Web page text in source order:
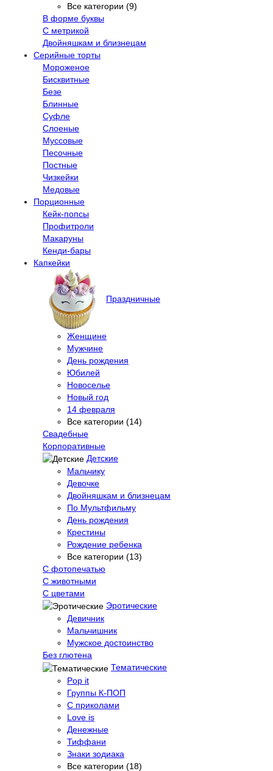
Все категории (9)
В форме буквы
С метрикой
Двойняшкам и близнецам
Серийные торты
Мороженое
Бисквитные
Безе
Блинные
Суфле
Слоеные
Муссовые
Песочные
Постные
Чизкейки
Медовые
Порционные
Кейк-попсы
Профитроли
Макаруны
Кенди-бары
Капкейки
Праздничные
Женщине
Мужчине
День рождения
Юбилей
Новоселье
Новый год
14 февраля
Все категории (14)
Свадебные
Корпоративные
Детские
Мальчику
Девочке
Двойняшкам и близнецам
По Мультфильму
День рождения
Крестины
Рождение ребенка
Все категории (13)
С фотопечатью
C животными
С цветами
Эротические
Девичник
Мальчишник
Мужское достоинство
Без глютена
Тематические
Pop it
Группы К-ПОП
С приколами
Love is
Денежные
Тиффани
Знаки зодиака
Все категории (18)